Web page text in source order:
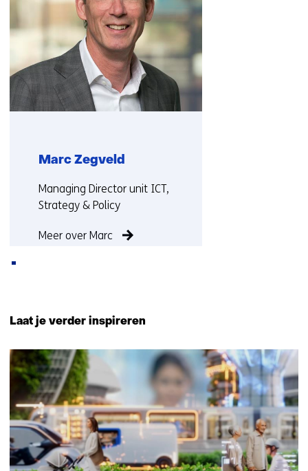
ons
op)
Marc Zegveld
Functie:
Managing Director unit ICT,
Strategy & Policy
Meer over Marc
(Neem
contact
met
op)
Laat je verder inspireren
108
resultaten,
getoond
6
t/m
10